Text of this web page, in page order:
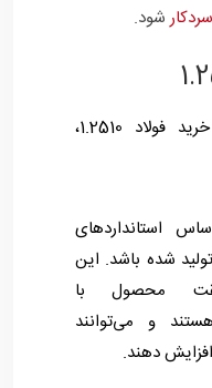
شود.
اولین و مهم‌ترین نکته در خرید فولاد 1.2510،
استانداردهای
بین‌المللی مانند DIN و AISI تولید شده باشد. این
محصول با
و می‌توانند
دهند.